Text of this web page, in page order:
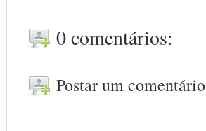
0 comentários:
Postar um comentário